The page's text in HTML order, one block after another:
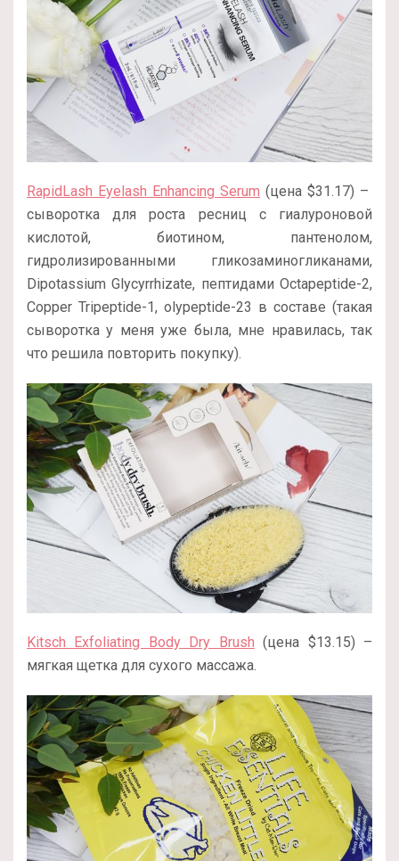
RapidLash Eyelash Enhancing Serum (цена $31.17) –
сыворотка для роста ресниц с гиалуроновой
кислотой, биотином, пантенолом,
гидролизированными гликозаминогликанами,
Dipotassium Glycyrrhizate, пептидами Octapeptide-2,
Copper Tripeptide-1, olypeptide-23 в составе (такая
сыворотка у меня уже была, мне нравилась, так
что решила повторить покупку).
Kitsch Exfoliating Body Dry Brush (цена $13.15) –
мягкая щетка для сухого массажа.